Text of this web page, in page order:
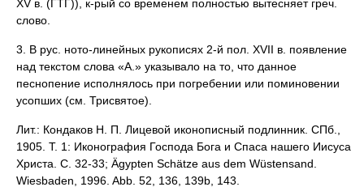
XV в. (ГТГ)), к-рый со временем полностью вытесняет греч.
слово.
3. В рус. ното-линейных рукописях 2-й пол. XVII в. появление
над текстом слова «А.» указывало на то, что данное
песнопение исполнялось при погребении или поминовении
усопших (см. Трисвятое).
Лит.: Кондаков Н. П. Лицевой иконописный подлинник. СПб.,
1905. Т. 1: Иконография Господа Бога и Спаса нашего Иисуса
Христа. С. 32-33; Ägypten Schätze aus dem Wüstensand.
Wiesbaden, 1996. Abb. 52, 136, 139b, 143.